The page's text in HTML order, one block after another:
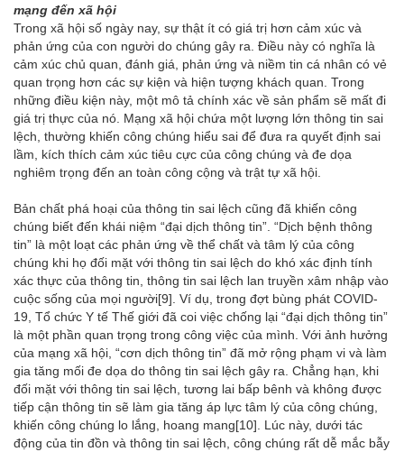
mạng đến xã hội
Trong xã hội số ngày nay, sự thật ít có giá trị hơn cảm xúc và
phản ứng của con người do chúng gây ra. Điều này có nghĩa là
cảm xúc chủ quan, đánh giá, phản ứng và niềm tin cá nhân có vẻ
quan trọng hơn các sự kiện và hiện tượng khách quan. Trong
những điều kiện này, một mô tả chính xác về sản phẩm sẽ mất đi
giá trị thực của nó. Mạng xã hội chứa một lượng lớn thông tin sai
lệch, thường khiến công chúng hiểu sai để đưa ra quyết định sai
lầm, kích thích cảm xúc tiêu cực của công chúng và đe dọa
nghiêm trọng đến an toàn công cộng và trật tự xã hội.
Bản chất phá hoại của thông tin sai lệch cũng đã khiến công
chúng biết đến khái niệm “đại dịch thông tin”. “Dịch bệnh thông
tin” là một loạt các phản ứng về thể chất và tâm lý của công
chúng khi họ đối mặt với thông tin sai lệch do khó xác định tính
xác thực của thông tin, thông tin sai lệch lan truyền xâm nhập vào
cuộc sống của mọi người[9] . Ví dụ, trong đợt bùng phát COVID-
19, Tổ chức Y tế Thế giới đã coi việc chống lại “đại dịch thông tin”
là một phần quan trọng trong công việc của mình. Với ảnh hưởng
của mạng xã hội, “cơn dịch thông tin” đã mở rộng phạm vi và làm
gia tăng mối đe dọa do thông tin sai lệch gây ra. Chẳng hạn, khi
đối mặt với thông tin sai lệch, tương lai bấp bênh và không được
tiếp cận thông tin sẽ làm gia tăng áp lực tâm lý của công chúng,
khiến công chúng lo lắng, hoang mang[10] . Lúc này, dưới tác
động của tin đồn và thông tin sai lệch, công chúng rất dễ mắc bẫy